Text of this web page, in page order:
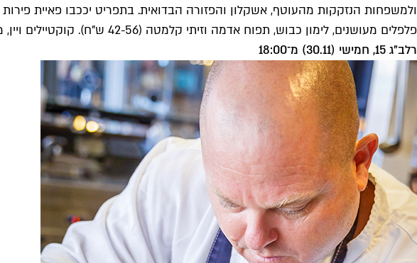
ולמשפחות הנזקקות מהעוטף, אשקלון והפזורה הבדואית. בתפריט יככבו פאיית
פלפלים מעושנים, לימון כבוש, תפוח אדמה וזיתי קלמטה (42-56 ש"ח). קוקטיילים ויין, מוזיקה ואווירת קצת להתנתק מהטלוויזיה מובטחים.
רלב"ג 15, חמישי (30.11) מ־18:00